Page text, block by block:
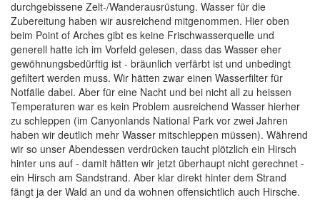
durchgebissene Zelt-/Wanderausrüstung. Wasser für die
Zubereitung haben wir ausreichend mitgenommen. Hier oben
beim Point of Arches gibt es keine Frischwasserquelle und
generell hatte ich im Vorfeld gelesen, dass das Wasser eher
gewöhnungsbedürftig ist - bräunlich verfärbt ist und unbedingt
gefiltert werden muss. Wir hätten zwar einen Wasserfilter für
Notfälle dabei. Aber für eine Nacht und bei nicht all zu heissen
Temperaturen war es kein Problem ausreichend Wasser hierher
zu schleppen (im Canyonlands National Park vor zwei Jahren
haben wir deutlich mehr Wasser mitschleppen müssen). Während
wir so unser Abendessen verdrücken taucht plötzlich ein Hirsch
hinter uns auf - damit hätten wir jetzt überhaupt nicht gerechnet -
ein Hirsch am Sandstrand. Aber klar direkt hinter dem Strand
fängt ja der Wald an und da wohnen offensichtlich auch Hirsche.